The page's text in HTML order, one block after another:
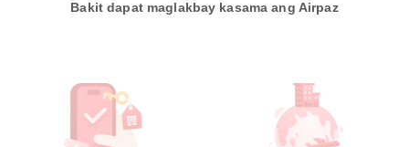
Bakit dapat maglakbay kasama ang Airpaz